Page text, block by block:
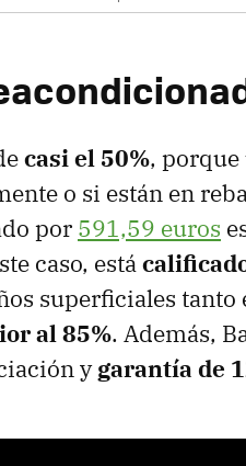
casi el 50%,
o si están en
por 591,59 euros
caso, está
superficiales tanto
al 85%. Además,
ygarantía de